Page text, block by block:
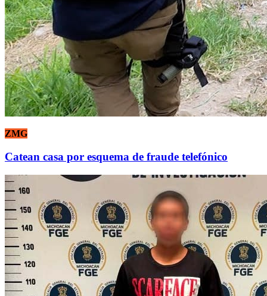
ZMG
Catean casa por esquema de fraude telefónico